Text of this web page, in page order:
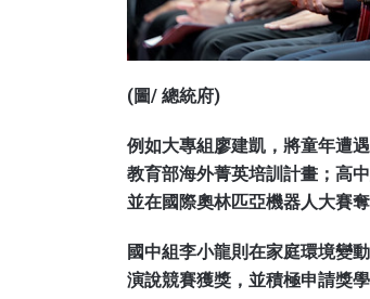
(圖/ 總統府)
例如大專組廖建凱，將童年遭
教育部海外菁英培訓計畫；高
並在國際奧林匹亞機器人大賽奪
國中組李小龍則在家庭環境變
演說競賽獲獎，並積極申請獎